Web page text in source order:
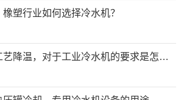
塑行业如何选择冷水机？
改性硅油生产工艺降温，对于工业冷水机的要求是怎样的？